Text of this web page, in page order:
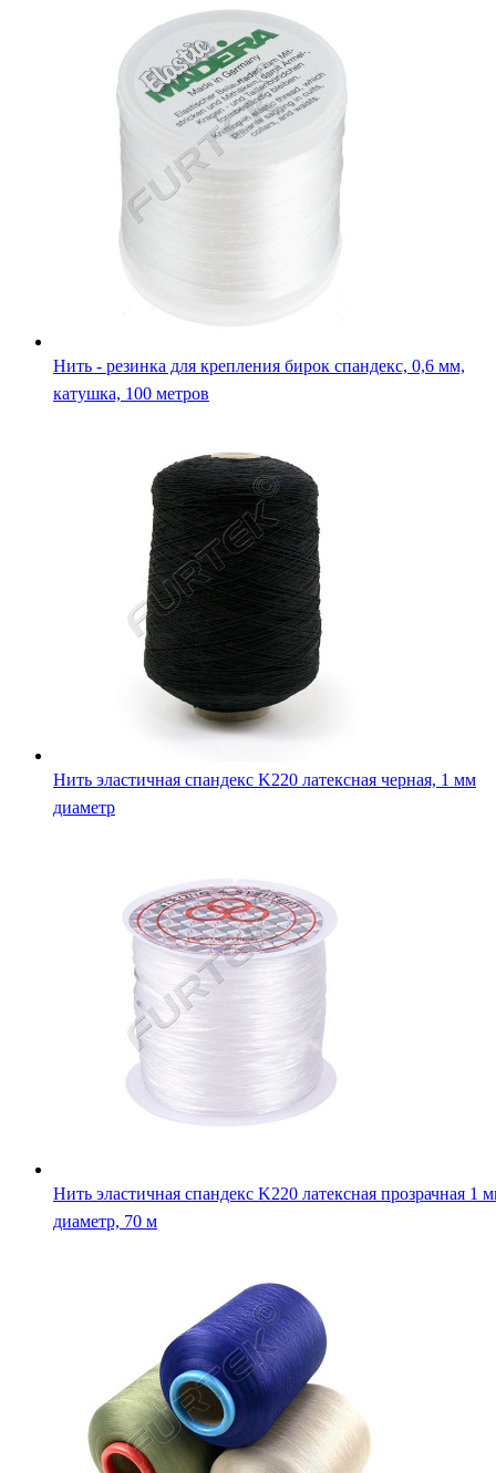
Нить - резинка для крепления бирок спандекс, 0,6 мм,
катушка, 100 метров
Нить эластичная спандекс K220 латексная черная, 1 мм
диаметр
Нить эластичная спандекс K220 латексная прозрачная 1
диаметр, 70 м